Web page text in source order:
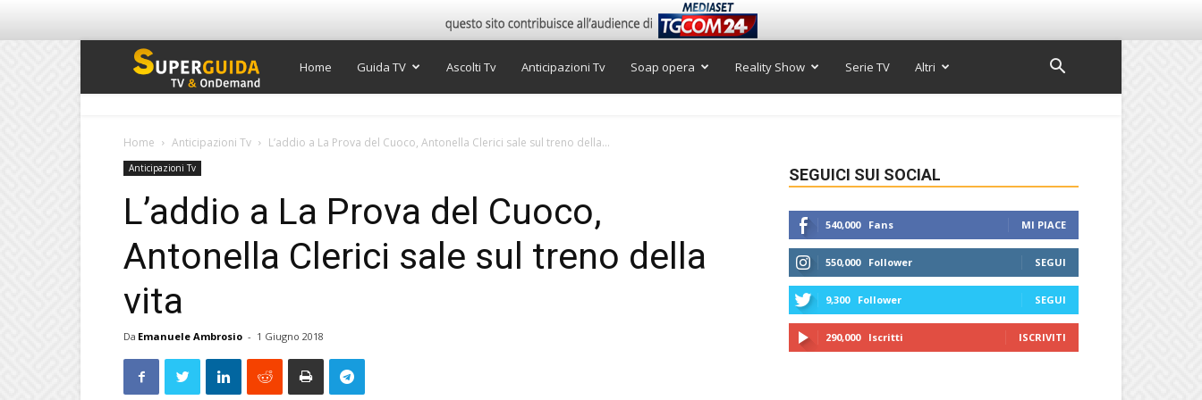
Super
Home Guida TV Ascolti Tv Anticipazioni Tv Soap opera Reality Show Serie TV Altri
Home Anticipazioni Tv L’addio a La Prova del Cuoco, Antonella Clerici sale sul treno della...
Anticipazioni Tv
L’addio a La Prova del Cuoco,
Antonella Clerici sale sul treno della
vita
Da Emanuele Ambrosio - 1 Giugno 2018
SEGUICI SUI SOCIAL
540,000 Fans MI PIACE
550,000 Follower SEGUI
9,300 Follower SEGUI
290,000 Iscritti ISCRIVITI